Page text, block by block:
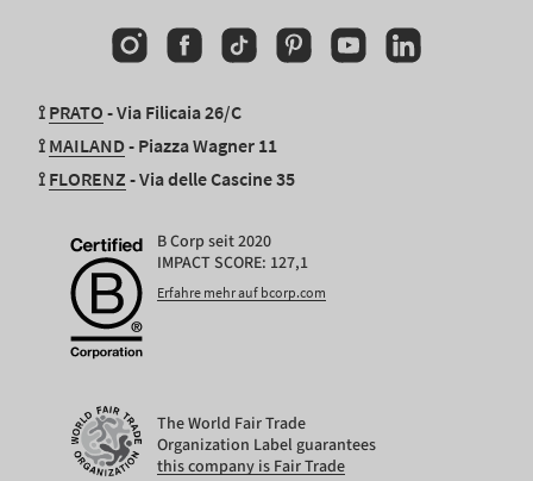
InstagramFacebookTikTokPinterestYouTubeLinkedin
⟟ PRATO - Via Filicaia 26/C
⟟ MAILAND- Piazza Wagner 11
⟟ FLORENZ - Via delle Cascine 35
B Corp seit 2020
IMPACT SCORE: 127,1
Erfahre mehr auf bcorp.com
The World Fair Trade
Organization Label guarantees
this company is Fair Trade